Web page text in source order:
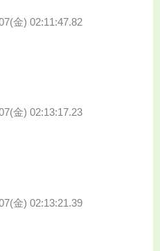
金) 02:11:47.82
金) 02:13:17.23
金) 02:13:21.39